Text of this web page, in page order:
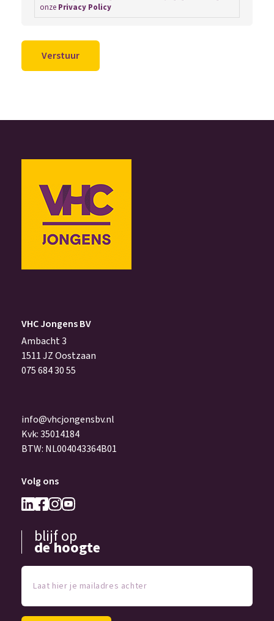
onze Privacy Policy
VHC Jongens BV
Ambacht 3
1511 JZ Oostzaan
075 684 30 55
info@vhcjongensbv.nl
Kvk: 35014184
BTW: NL004043364B01
Volg ons
blijf op
de hoogte
je